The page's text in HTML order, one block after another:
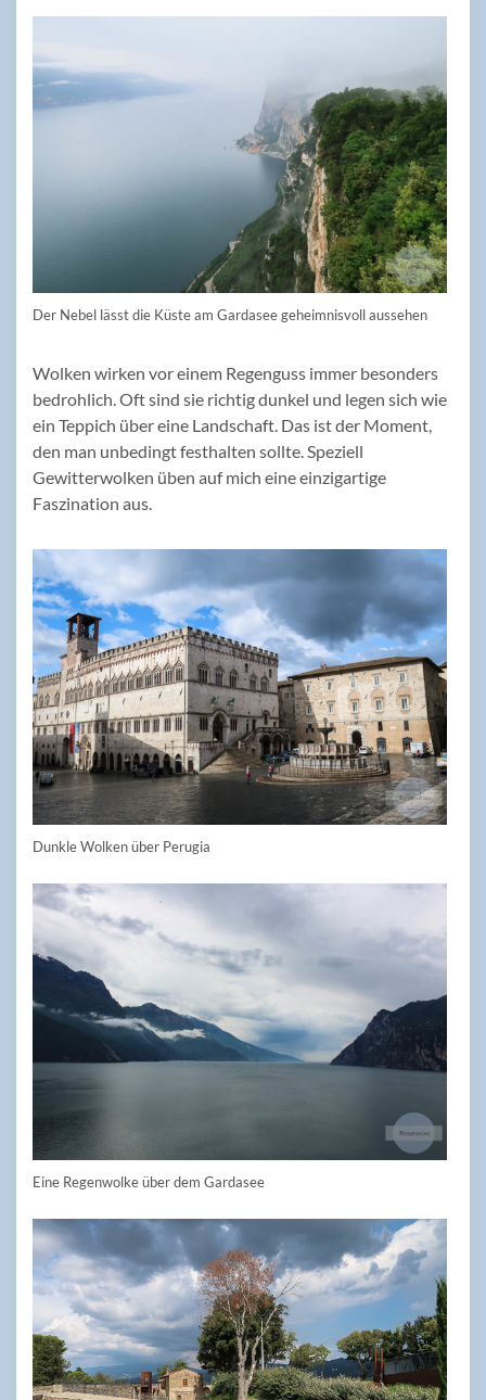
Der Nebel lässt die Küste am Gardasee geheimnisvoll aussehen
Wolken wirken vor einem Regenguss immer besonders
bedrohlich. Oft sind sie richtig dunkel und legen sich wie
ein Teppich über eine Landschaft. Das ist der Moment,
den man unbedingt festhalten sollte. Speziell
Gewitterwolken üben auf mich eine einzigartige
Faszination aus.
Dunkle Wolken über Perugia
Eine Regenwolke über dem Gardasee